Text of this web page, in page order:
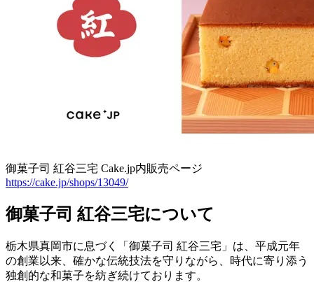
御菓子司 紅谷三宅 Cake.jp内販売ページ
https://cake.jp/shops/13049/
御菓子司 紅谷三宅について
栃木県真岡市に息づく「御菓子司 紅谷三宅」は、平成元年
の創業以来、確かな伝統技法を守りながら、時代に寄り添う
独創的な和菓子を紡ぎ続けております。